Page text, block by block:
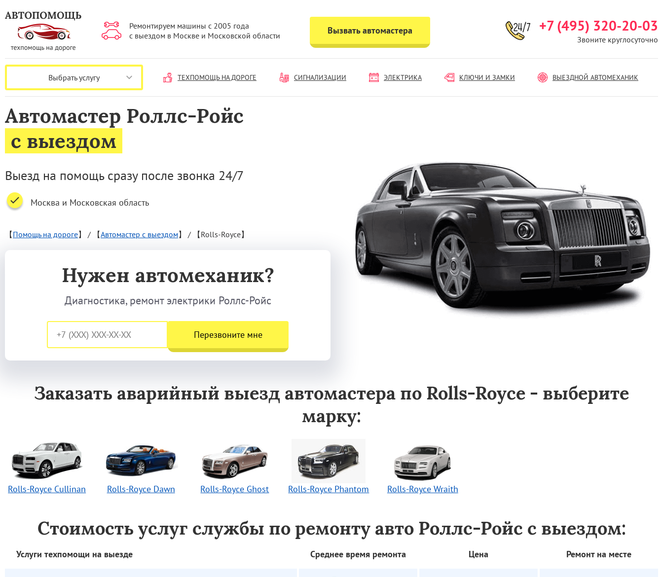
Ремонтируем машины с 2005 года
с выездом в Москве и Московской области
Вызвать автомастера +7 (495) 320-20-03
Звоните круглосуточно
Выбрать услугу ТЕХПОМОЩЬ НА ДОРОГЕ СИГНАЛИЗАЦИИ ЭЛЕКТРИКА КЛЮЧИ И ЗАМКИ ВЫЕЗДНОЙ АВТОМЕХАНИК
Автомастер Роллс-Ройс
с выездом
Выезд на помощь сразу после звонка 24/7
Москва и Московская область
【Помощь на дороге】 / 【Автомастер с выездом】 / 【Rolls-Royce】
Нужен автомеханик?
Диагностика, ремонт электрики Роллс-Ройс
Перезвоните мне
Заказать аварийный выезд автомастера по Rolls-Royce - выберите
марку:
Rolls-Royce Cullinan Rolls-Royce Dawn Rolls-Royce Ghost Rolls-Royce Phantom Rolls-Royce Wraith
Стоимость услуг службы по ремонту авто Роллс-Ройс с выездом:
Услуги техпомощи на выезде Среднее время ремонта Цена Ремонт на месте